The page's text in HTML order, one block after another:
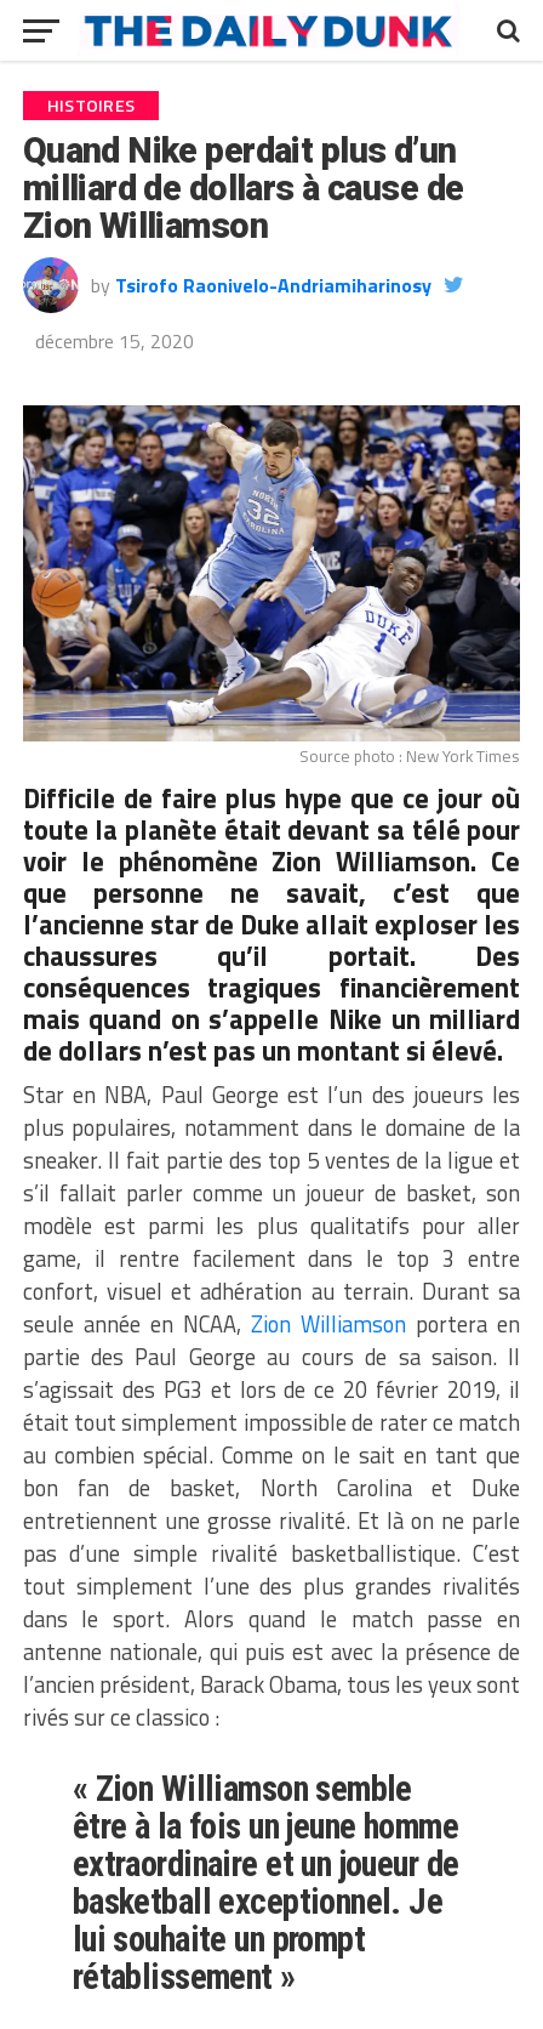
HISTOIRES
Quand Nike perdait plus d’un
milliard de dollars à cause de
Zion Williamson
by Tsirofo Raonivelo-Andriamiharinosy
décembre 15, 2020
Source photo : New York Times
Difficile de faire plus hype que ce jour où
toute la planète était devant sa télé pour
voir le phénomène Zion Williamson. Ce
que personne ne savait, c’est que
l’ancienne star de Duke allait exploser les
chaussures qu’il portait. Des
conséquences tragiques financièrement
mais quand on s’appelle Nike un milliard
de dollars n’est pas un montant si élevé.
Star en NBA, Paul George est l’un des joueurs les
plus populaires, notamment dans le domaine de la
sneaker. Il fait partie des top 5 ventes de la ligue et
s’il fallait parler comme un joueur de basket, son
modèle est parmi les plus qualitatifs pour aller
game, il rentre facilement dans le top 3 entre
confort, visuel et adhération au terrain. Durant sa
seule année en NCAA,Zion Williamson portera en
partie des Paul George au cours de sa saison. Il
s’agissait des PG3 et lors de ce 20 février 2019, il
était tout simplement impossible de rater ce match
au combien spécial. Comme on le sait en tant que
bon fan de basket, North Carolina et Duke
entretiennent une grosse rivalité. Et là on ne parle
pas d’une simple rivalité basketballistique. C’est
tout simplement l’une des plus grandes rivalités
dans le sport. Alors quand le match passe en
antenne nationale, qui puis est avec la présence de
l’ancien président, Barack Obama, tous les yeux sont
rivés sur ce classico :
« Zion Williamson semble
être à la fois un jeune homme
extraordinaire et un joueur de
basketball exceptionnel. Je
lui souhaite un prompt
rétablissement »